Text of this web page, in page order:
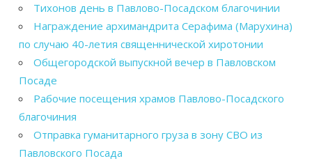
Тихонов день в Павлово-Посадском благочинии
Награждение архимандрита Серафима (Марухина)
по случаю 40-летия священнической хиротонии
Общегородской выпускной вечер в Павловском
Посаде
Рабочие посещения храмов Павлово-Посадского
благочиния
Отправка гуманитарного груза в зону СВО из
Павловского Посада